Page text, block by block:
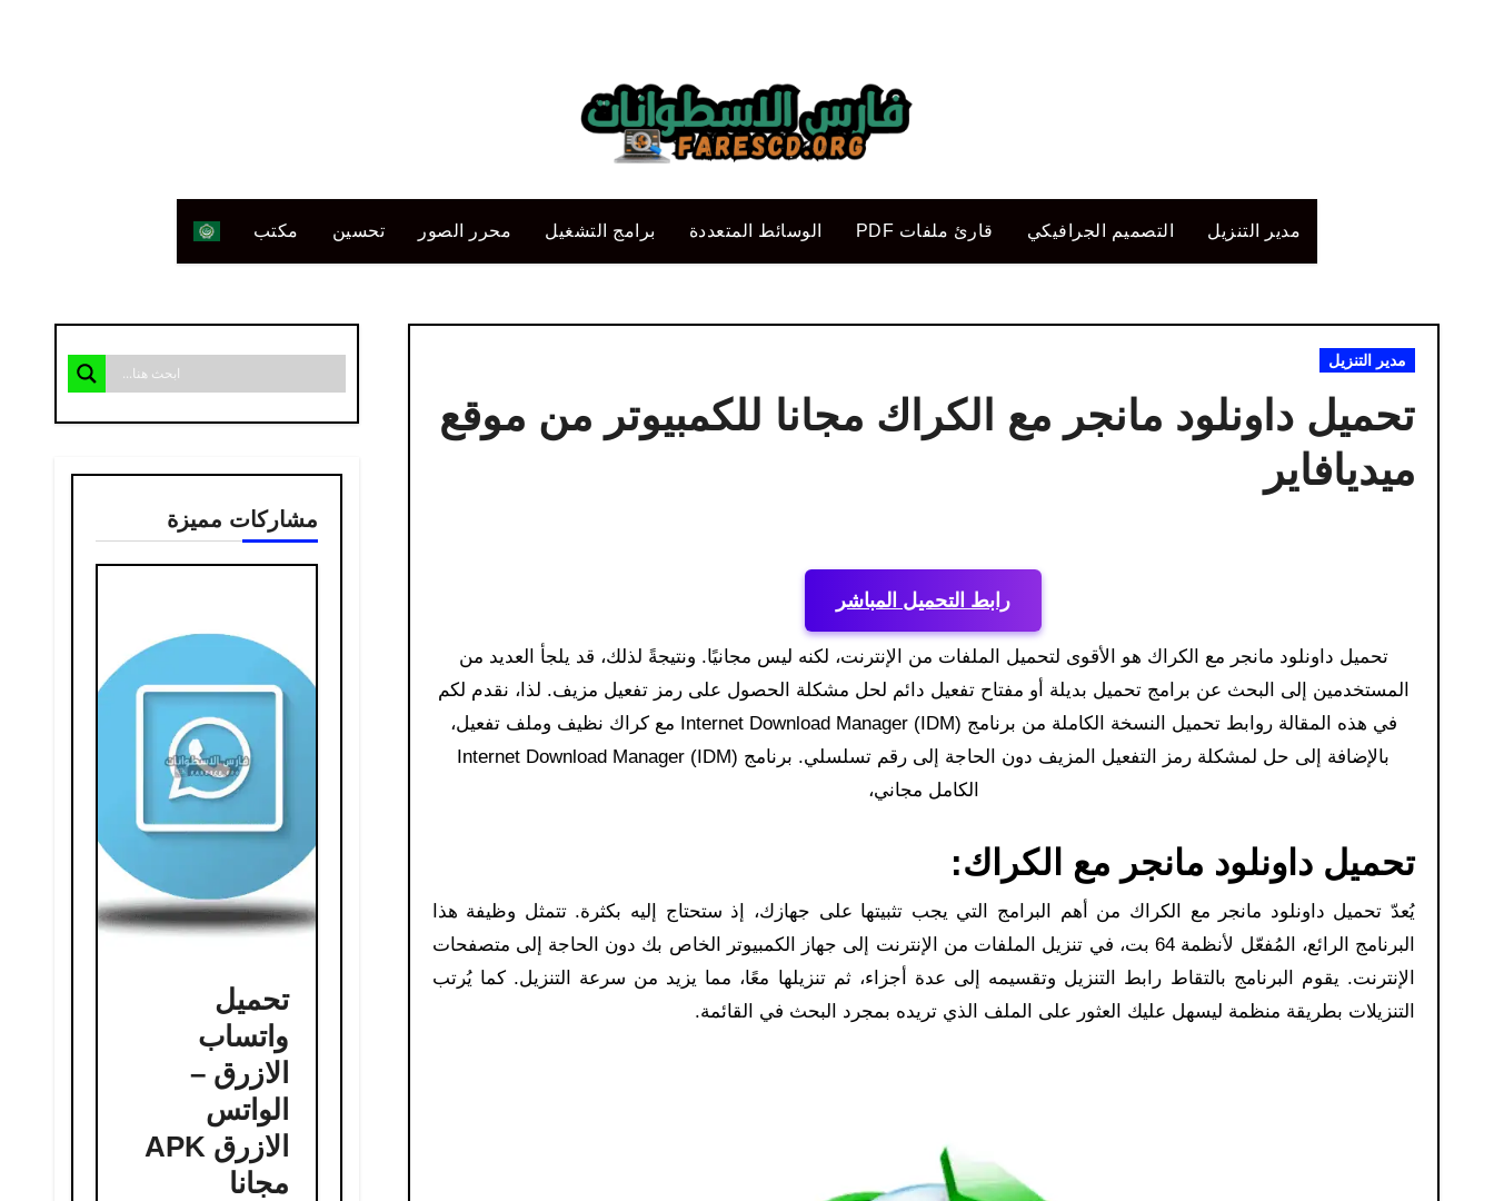
مدير التنزيل التصميم الجرافيكي قارئ ملفات PDF الوسائط المتعددة برامج التشغيل محرر الصور تحسين مكتب
مدير التنزيل
تحميل داونلود مانجر مع الكراك مجانا للكمبيوتر من موقع
ميديافاير
رابط التحميل المباشر
تحميل داونلود مانجر مع الكراك هو الأقوى لتحميل الملفات من الإنترنت، لكنه ليس مجانيًا. ونتيجةً لذلك، قد يلجأ العديد من
المستخدمين إلى البحث عن برامج تحميل بديلة أو مفتاح تفعيل دائم لحل مشكلة الحصول على رمز تفعيل مزيف. لذا، نقدم لكم
في هذه المقالة روابط تحميل النسخة الكاملة من برنامج Internet Download Manager (IDM) مع كراك نظيف وملف تفعيل،
بالإضافة إلى حل لمشكلة رمز التفعيل المزيف دون الحاجة إلى رقم تسلسلي. برنامج Internet Download Manager (IDM)
الكامل مجاني،
تحميل داونلود مانجر مع الكراك:
يُعدّ تحميل داونلود مانجر مع الكراك من أهم البرامج التي يجب تثبيتها على جهازك، إذ ستحتاج إليه بكثرة. تتمثل وظيفة هذا
البرنامج الرائع، المُفعّل لأنظمة 64 بت، في تنزيل الملفات من الإنترنت إلى جهاز الكمبيوتر الخاص بك دون الحاجة إلى متصفحات
الإنترنت. يقوم البرنامج بالتقاط رابط التنزيل وتقسيمه إلى عدة أجزاء، ثم تنزيلها معًا، مما يزيد من سرعة التنزيل. كما يُرتب
التنزيلات بطريقة منظمة ليسهل عليك العثور على الملف الذي تريده بمجرد البحث في القائمة.
مشاركات مميزة
تحميل
واتساب
الازرق –
الواتس
الازرق APK
مجانا